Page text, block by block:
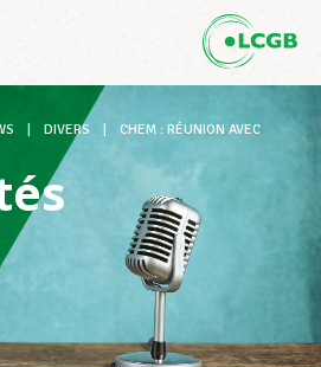
DE
DIVERS
CHEM : RÉUNION AVEC